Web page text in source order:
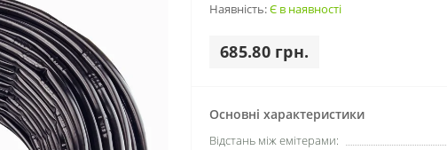
Наявність:Є в наявності
685.80 грн.
Основні характеристики
Відстань між емітерами: